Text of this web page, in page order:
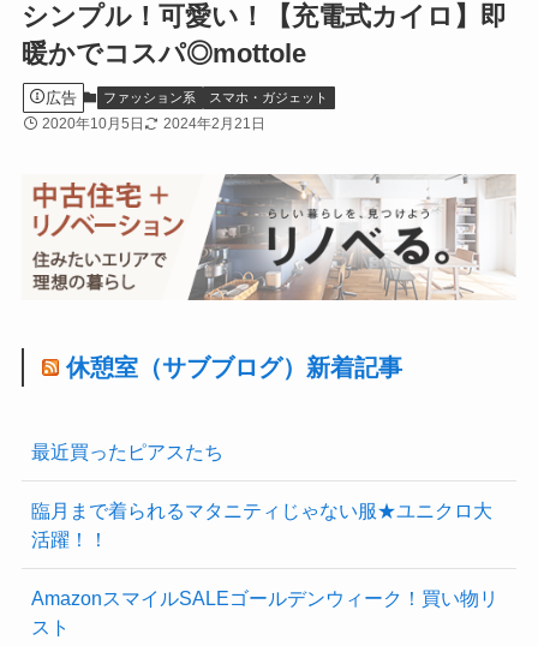
シンプル！可愛い！【充電式カイロ】即
暖かでコスパ◎mottole
広告 ファッション系 スマホ・ガジェット
2020年10月5日 2024年2月21日
休憩室（サブブログ）新着記事
最近買ったピアスたち
臨月まで着られるマタニティじゃない服★ユニクロ大
活躍！！
AmazonスマイルSALEゴールデンウィーク！買い物リ
スト